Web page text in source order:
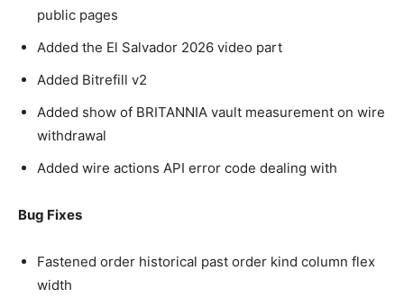
public pages
Added the El Salvador 2026 video part
Added Bitrefill v2
Added show of BRITANNIA vault measurement on wire
withdrawal
Added wire actions API error code dealing with
Bug Fixes
Fastened order historical past order kind column flex
width